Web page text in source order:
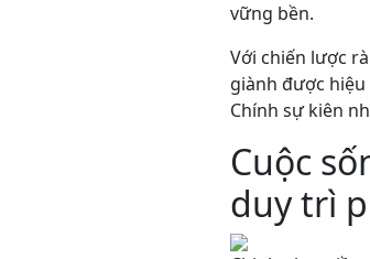
vững bền.
Với chiến lược
giành được
Chính sự kiên
Cuộc
duy trì